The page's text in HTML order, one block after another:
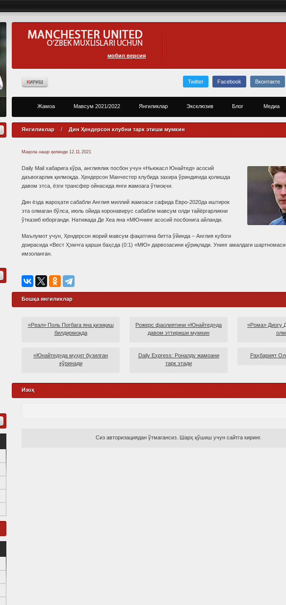
мобил версия
Twitter Facebook Вконтакте
Жамоа Мавсум 2021/2022 Янгиликлар Эксклюзив Блог Медиа
Янгиликлар / Дин Ҳендерсон клубни тарк этиши мумкин
Мақола нашр қилинди 12.11.2021
Daily Mail хабарига кўра, англиялик посбон учун «Ньюкасл Юнайтед» асосий
даъвогарлик қилмоқда. Ҳендерсон Манчестер клубида захира ўриндиғида қолишда
давом этса, ёзги трансфер ойнасида янги жамоага ўтмоқчи.
Дин ёзда жароҳати сабабли Англия миллий жамоаси сафида Евро-2020да иштирок
эта олмаган бўлса, июль ойида коронавирус сабабли мавсум олди тайёргарликни
ўтказиб юборганди. Натижада Де Хеа яна «МЮ»нинг асосий посбонига айланди.
Маълумот учун, Ҳендерсон жорий мавсум фақатгина битта ўйинда – Англия кубоги
доирасида «Вест Ҳэм»га қарши баҳсда (0:1) «МЮ» дарвозасини қўриқлади. Унинг амалдаги шартномаси
имзоланган.
Бошқа янгиликлар
«Реал» Поль Погбага яна қизиқиш
билдирмоқда
Рожерс фаолиятини «Юнайтед»да
давом эттириши мумкин
«Рома» Диогу
«Юнайтед»да муҳит бузилган
кўринади
Daily Express: Роналду жамоани
тарк этади
Раҳбарият
Изоҳ
Сиз авторизациядан ўтмагансиз. Шарҳ қўшиш учун сайтга киринг.